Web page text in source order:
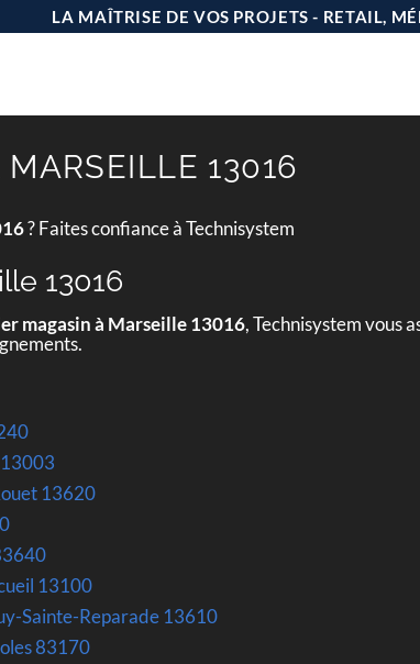
LA MAÎTRISE DE VOS PROJETS - RETAIL,
13016
? Faites confiance à Technisystem
13016
magasin à Marseille 13016, Technisystem vous
13620
13100
Sainte-Reparade 13610
83170